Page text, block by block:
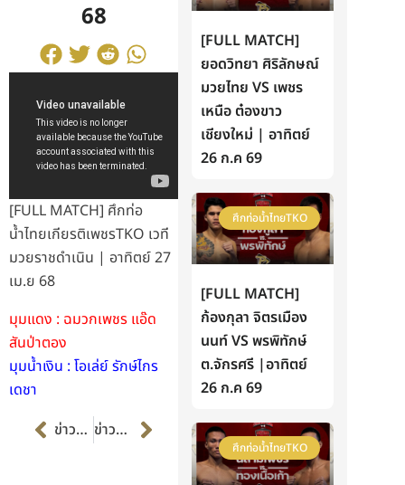
68
[FULL MATCH] ศึกท่อ
น้ำไทยเกียรติเพชรTKO เวที
มวยราชดำเนิน | อาทิตย์ 27
เม.ย 68
มุมแดง : ฉมวกเพชร แอ๊ด
สันป่าตอง
มุมน้ำเงิน : โอเล่ย์ รักษ์ไกร
เดชา
Prevข่าวก่อนหน้า ข่าวต่อไป Next
[FULL MATCH]
ยอดวิทยา ศิริลักษณ์
มวยไทย VS เพชร
เหนือ ต๋องขาว
เชียงใหม่ | อาทิตย์
26 ก.ค 69
ศึกท่อน้ำไทยTKO
[FULL MATCH]
ก้องกุลา จิตรเมือง
นนท์ VS พรพิทักษ์
ต.จักรศรี |อาทิตย์
26 ก.ค 69
ศึกท่อน้ำไทยTKO